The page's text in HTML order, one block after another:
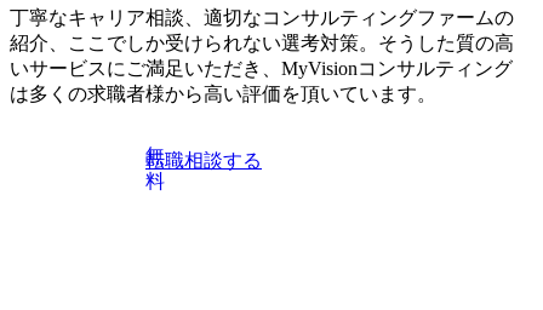
ケジューリング(優先順位付け含む)など、ビジネスベーシッ
クスキルが習得できている方
す。 ＜ITコンサルタント＞ Webアプリケーション、SaaS系
の領域において、大手・ベンチャー・スタートアップ企業
に対する課題解決支援を行います。 直近の案件では、大規
模基幹システムにおける最上流のPoC(概念実証)支援から構
います。 生成AIなどの最新技術とシステムを活用し、顧客
の業務革新と効率化の実現に貢献します。 ＜PL/PM＞ 顧客
丁寧なキャリア相談、適切なコンサルティングファームの
紹介、ここでしか受けられない選考対策。そうした質の高
いサービスにご満足いただき、MyVisionコンサルティング
は多くの求職者様から高い評価を頂いています。
無
料
転職相談する